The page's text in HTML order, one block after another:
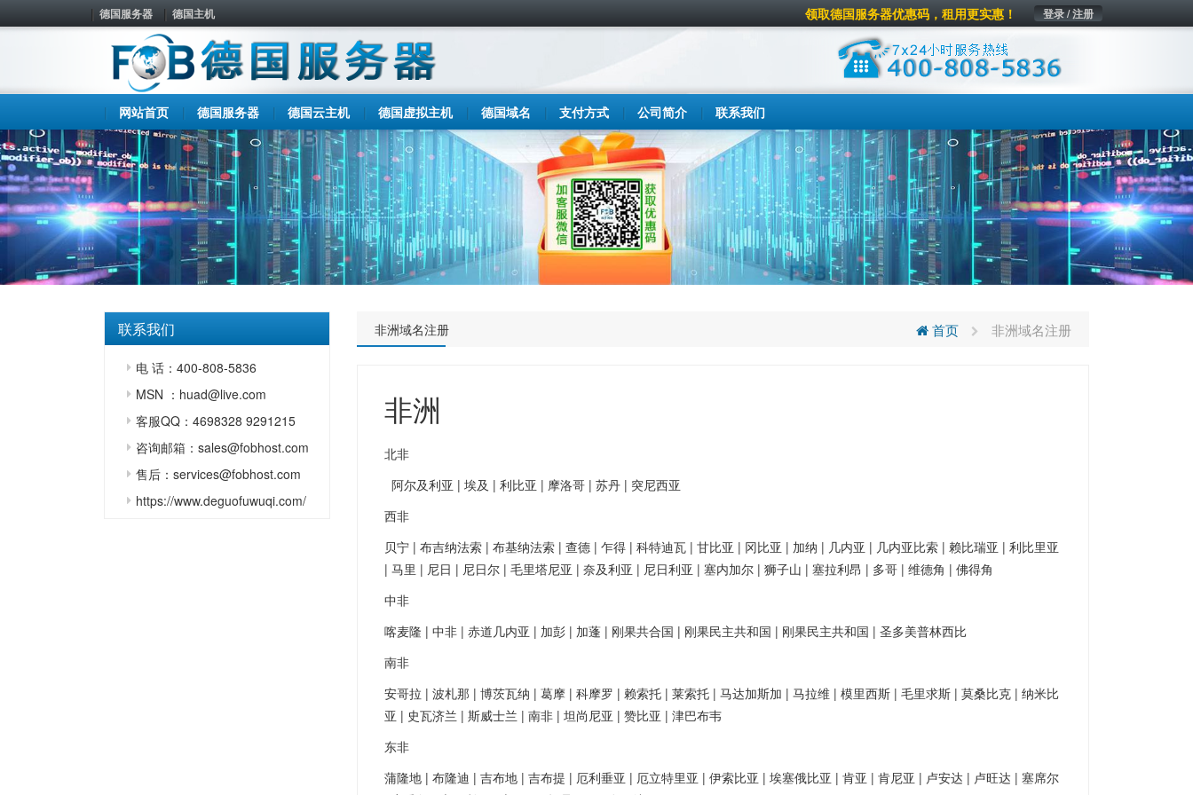
德国服务器 德国主机 登录 / 注册
领取德国服务器优惠码，租用更实惠！
网站首页 德国服务器 德国云主机 德国虚拟主机 德国域名 支付方式 公司简介 联系我们
联系我们
电 话：400-808-5836
MSN ：huad@live.com
客服QQ：4698328 9291215
咨询邮箱：sales@fobhost.com
售后：services@fobhost.com
https://www.deguofuwuqi.com/
非洲域名注册 首页 非洲域名注册
非洲
北非
阿尔及利亚 | 埃及 | 利比亚 | 摩洛哥 | 苏丹 | 突尼西亚
西非
贝宁 | 布吉纳法索 | 布基纳法索 | 查德 | 乍得 | 科特迪瓦 | 甘比亚 | 冈比亚 | 加纳 | 几内亚 | 几内亚比索 | 赖比瑞亚 | 利比里亚
| 马里 | 尼日 | 尼日尔 | 毛里塔尼亚 | 奈及利亚 | 尼日利亚 | 塞内加尔 | 狮子山 | 塞拉利昂 | 多哥 | 维德角 | 佛得角
中非
喀麦隆 | 中非 | 赤道几内亚 | 加彭 | 加蓬 | 刚果共合国 | 刚果民主共和国 | 刚果民主共和国 | 圣多美普林西比
南非
安哥拉 | 波札那 | 博茨瓦纳 | 葛摩 | 科摩罗 | 赖索托 | 莱索托 | 马达加斯加 | 马拉维 | 模里西斯 | 毛里求斯 | 莫桑比克 | 纳米比
亚 | 史瓦济兰 | 斯威士兰 | 南非 | 坦尚尼亚 | 赞比亚 | 津巴布韦
东非
蒲隆地 | 布隆迪 | 吉布地 | 吉布提 | 厄利垂亚 | 厄立特里亚 | 伊索比亚 | 埃塞俄比亚 | 肯亚 | 肯尼亚 | 卢安达 | 卢旺达 | 塞席尔